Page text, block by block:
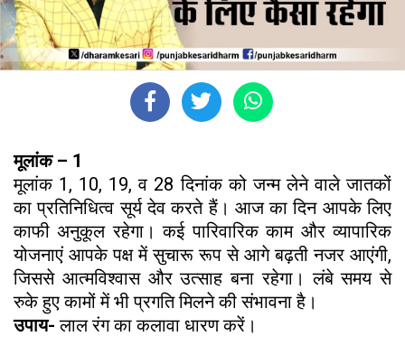
मूलांक – 1
मूलांक 1, 10, 19, व 28 दिनांक को जन्म लेने वाले जातकों
का प्रतिनिधित्व सूर्य देव करते हैं। आज का दिन आपके लिए
काफी अनुकूल रहेगा। कई पारिवारिक काम और व्यापारिक
योजनाएं आपके पक्ष में सुचारू रूप से आगे बढ़ती नजर आएंगी,
जिससे आत्मविश्वास और उत्साह बना रहेगा। लंबे समय से
रुके हुए कामों में भी प्रगति मिलने की संभावना है।
उपाय-लाल रंग का कलावा धारण करें।